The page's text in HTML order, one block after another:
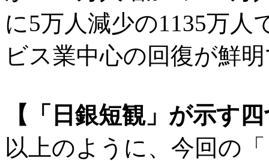
に5万人減少の1135万
ビス業中心の回復が鮮
【「日銀短観」が示す
以上のように、今回の